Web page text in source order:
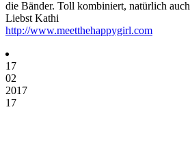
die Bänder. Toll kombiniert, natürlich
Liebst Kathi
http://www.meetthehappygirl.com
17
02
2017
17